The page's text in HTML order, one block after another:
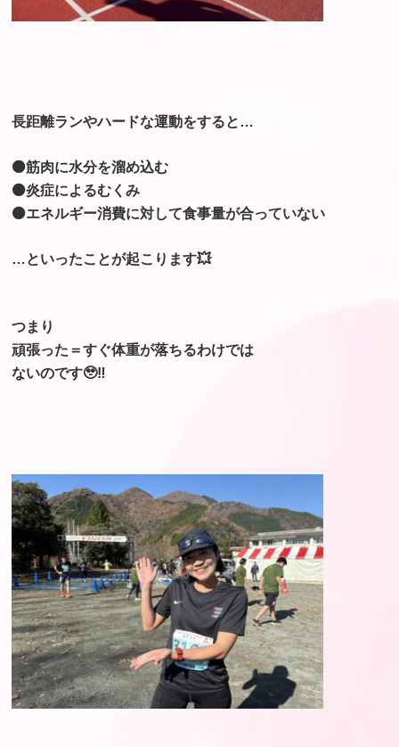
長距離ランやハードな運動をすると…
⚫筋肉に水分を溜め込む
⚫炎症によるむくみ
⚫エネルギー消費に対して食事量が合っていない
…といったことが起こります💥
つまり
頑張った＝すぐ体重が落ちるわけでは
ないのです🥹‼️